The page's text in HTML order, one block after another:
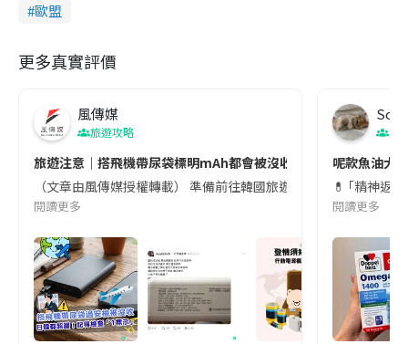
歐盟
更多真實評價
風傳媒
旅遊攻略
旅遊注意｜搭飛機帶尿袋標明mAh都會被沒收😱出發前切記檢查
（文章由風傳媒授權轉載） 準備前往韓國旅遊的民眾，近期要
閱讀更多
Soul
呢款魚油大
💊 ｢精神返
閱讀更多